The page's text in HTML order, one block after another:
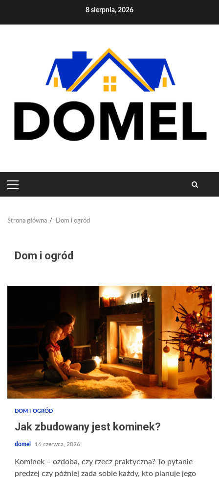
8 sierpnia, 2026
PRIMARY
MENU
Strona główna Dom i ogród
Dom i ogród
DOM I OGRÓD
Jak zbudowany jest kominek?
domel 16 czerwca, 2026
Kominek – ozdoba, czy rzecz praktyczna? To pytanie
prędzej czy później zada sobie każdy, kto planuje jego